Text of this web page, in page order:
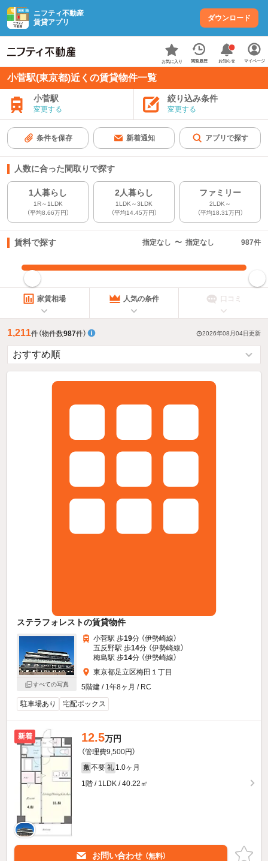
ニフティ不動産
賃貸アプリ
ダウンロード
お気に入り 閲覧履歴 お知らせ マイページ
小菅駅(東京都)近くの賃貸物件一覧
小菅駅
変更する
絞り込み条件
変更する
条件を保存 新着通知 アプリで探す
人数に合った間取りで探す
1人暮らし
1R～1LDK
（平均8.66万円）
2人暮らし
1LDK～3LDK
（平均14.45万円）
ファミリー
2LDK～
（平均18.31万円）
賃料で探す 指定なし 〜 指定なし 987件
指定した賃料で絞り込む
家賃相場 人気の条件 口コミ
1,211件（物件数987件） 2026年08月04日更新
ステラフォレストの賃貸物件
すべての写真
小菅駅 歩19分 （伊勢崎線）
五反野駅 歩14分 （伊勢崎線）
梅島駅 歩14分 （伊勢崎線）
東京都足立区梅田１丁目
5階建 / 1年8ヶ月 / RC
駐車場あり
宅配ボックス
新着 12.5万円
（管理費9,500円）
敷 不要 礼 1.0ヶ月
1階 / 1LDK / 40.22㎡
お問い合わせ （無料）